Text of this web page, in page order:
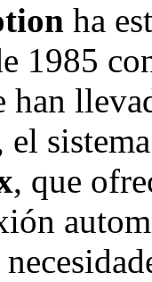
ha
1985
han
el
, que